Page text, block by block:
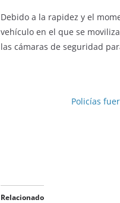
Debido a la rapidez y el
vehículo en el que se
las cámaras de seguridad
Policías
Relacionado